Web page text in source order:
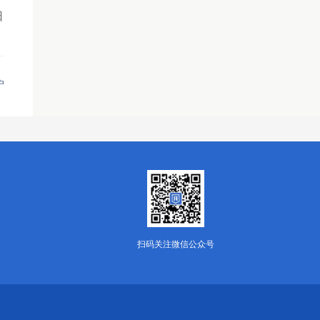
扫码关注微信公众号